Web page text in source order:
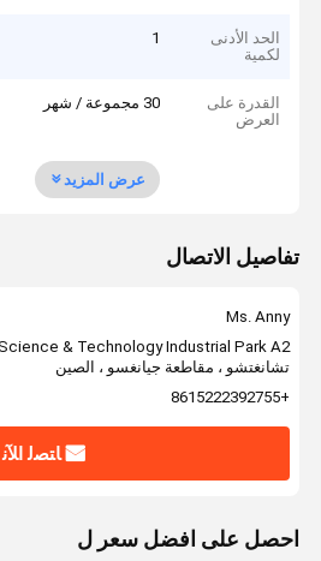
الحد الأدنى
لكمية
1
القدرة على
العرض
30 مجموعة / شهر
عرض المزيد
تفاصيل الاتصال
Ms. Anny
تشانغتشو ، مقاطعة جيانغسو ، الصين
+8615222392755
ﺎﺘﺼﻟ ﺍﻶﻧ
احصل على افضل سعر ل